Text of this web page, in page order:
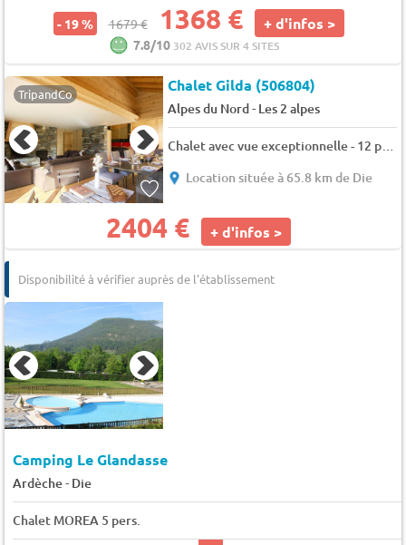
- 19 % 1679 € 1368 € + d'infos >
7.8/10 302 AVIS SUR 4 SITES
TripandCo Chalet Gilda (506804)
Alpes du Nord- Les 2 alpes
Chalet avec vue exceptionnelle - 12 pers. - 162m2 - TV
Location située à 65.8 km de Die
2404 € + d'infos >
Disponibilité à vérifier auprès de l'établissement
Camping Le Glandasse
Ardèche- Die
Chalet MOREA 5 pers.